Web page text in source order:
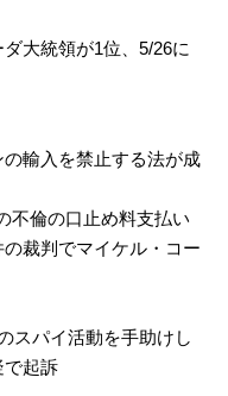
大統領が1位、5/26に
輸入を禁止する法が成
不倫の口止め料支払い
裁判でマイケル・コー
スパイ活動を手助けし
で起訴